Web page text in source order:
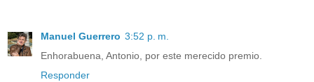
Manuel Guerrero 3:52 p. m.
Enhorabuena, Antonio, por este merecido premio.
Responder